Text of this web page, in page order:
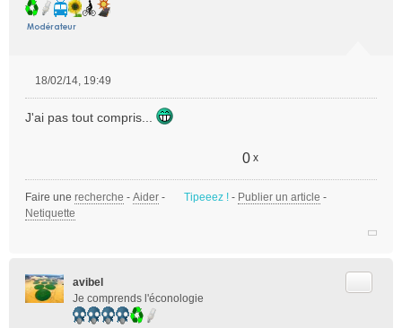
s
o
18/02/14, 19:49
J'ai pas tout compris...
0 x
Faire une recherche - Aider - Tipeeez ! - Publier un article -
Netiquette
avibel
Je comprends l'éconologie